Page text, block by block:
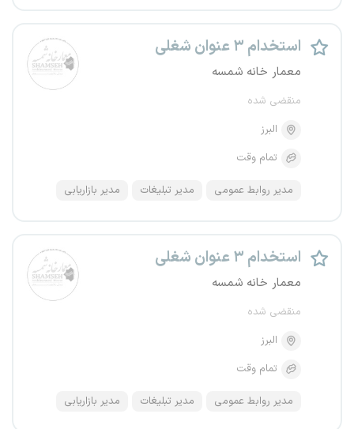
استخدام ۳ عنوان شغلی
معمار خانه شمسه
منقضی شده
البرز
تمام وقت
مدیر روابط عمومی مدیر تبلیغات مدیر بازاریابی
استخدام ۳ عنوان شغلی
معمار خانه شمسه
منقضی شده
البرز
تمام وقت
مدیر روابط عمومی مدیر تبلیغات مدیر بازاریابی